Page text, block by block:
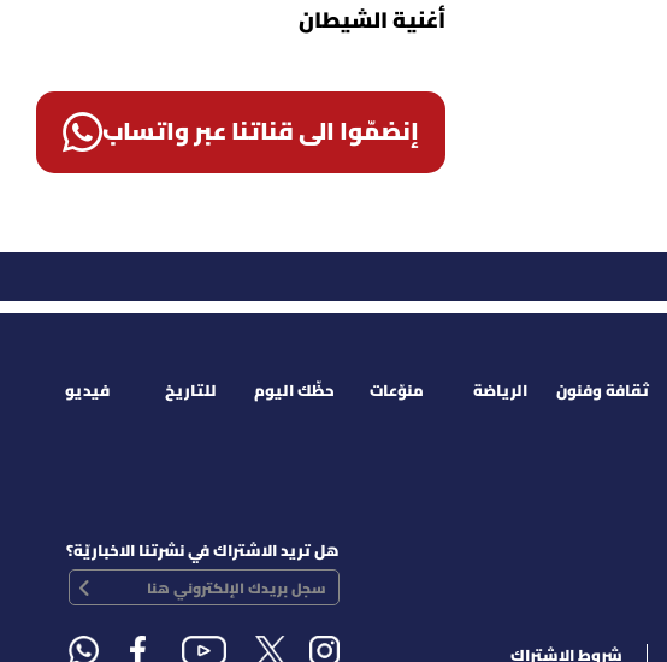
أغنية الشيطان
إنضمّوا الى قناتنا عبر واتساب
ثقافة وفنون الرياضة منوّعات حظّك اليوم للتاريخ فيديو
شروط الإشتراك
هل تريد الاشتراك في نشرتنا الاخباريّة؟